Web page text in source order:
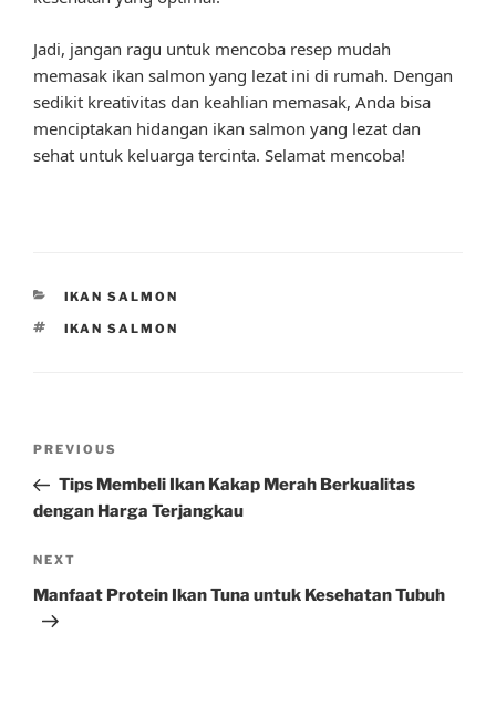
Jadi, jangan ragu untuk mencoba resep mudah
memasak ikan salmon yang lezat ini di rumah. Dengan
sedikit kreativitas dan keahlian memasak, Anda bisa
menciptakan hidangan ikan salmon yang lezat dan
sehat untuk keluarga tercinta. Selamat mencoba!
CATEGORIES
IKAN SALMON
TAGS
IKAN SALMON
Previous
Post
PREVIOUS
Tips Membeli Ikan Kakap Merah Berkualitas
dengan Harga Terjangkau
Next
Post
NEXT
Manfaat Protein Ikan Tuna untuk Kesehatan Tubuh